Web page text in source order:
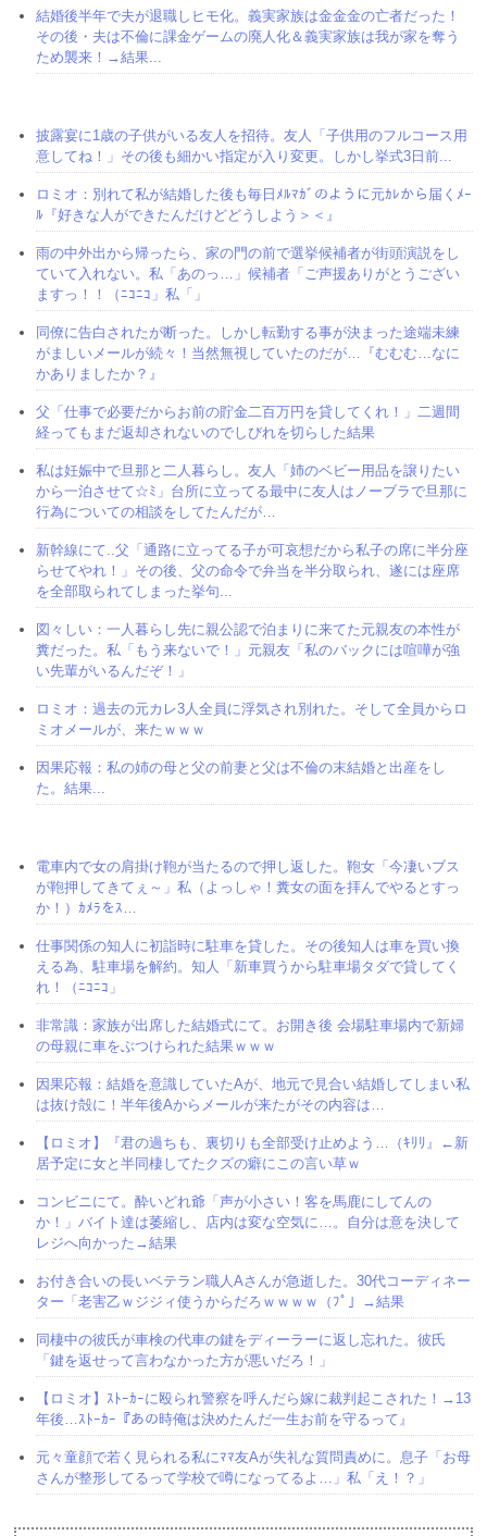
結婚後半年で夫が退職しヒモ化。義実家族は金金金の亡者だった！
その後・夫は不倫に課金ゲームの廃人化＆義実家族は我が家を奪う
ため襲来！→結果...
披露宴に1歳の子供がいる友人を招待。友人「子供用のフルコース用
意してね！」その後も細かい指定が入り変更。しかし挙式3日前...
ロミオ：別れて私が結婚した後も毎日ﾒﾙﾏｶﾞのように元ｶﾚから届くﾒｰ
ﾙ『好きな人ができたんだけどどうしよう＞＜』
雨の中外出から帰ったら、家の門の前で選挙候補者が街頭演説をし
ていて入れない。私「あのっ…」候補者「ご声援ありがとうござい
ますっ！！（ﾆｺﾆｺ」私「」
同僚に告白されたが断った。しかし転勤する事が決まった途端未練
がましいメールが続々！当然無視していたのだが…『むむむ…なに
かありましたか？』
父「仕事で必要だからお前の貯金二百万円を貸してくれ！」二週間
経ってもまだ返却されないのでしびれを切らした結果
私は妊娠中で旦那と二人暮らし。友人「姉のベビー用品を譲りたい
から一泊させて☆ﾐ」台所に立ってる最中に友人はノーブラで旦那に
行為についての相談をしてたんだが…
新幹線にて..父「通路に立ってる子が可哀想だから私子の席に半分座
らせてやれ！」その後、父の命令で弁当を半分取られ、遂には座席
を全部取られてしまった挙句...
図々しい：一人暮らし先に親公認で泊まりに来てた元親友の本性が
糞だった。私「もう来ないで！」元親友「私のバックには喧嘩が強
い先輩がいるんだぞ！」
ロミオ：過去の元カレ3人全員に浮気され別れた。そして全員からロ
ミオメールが、来たｗｗｗ
因果応報：私の姉の母と父の前妻と父は不倫の末結婚と出産をし
た。結果...
電車内で女の肩掛け鞄が当たるので押し返した。鞄女「今凄いブス
が鞄押してきてぇ～」私（よっしゃ！糞女の面を拝んでやるとすっ
か！）ｶﾒﾗをｽ…
仕事関係の知人に初詣時に駐車を貸した。その後知人は車を買い換
える為、駐車場を解約。知人「新車買うから駐車場タダで貸してく
れ！（ﾆｺﾆｺ」
非常識：家族が出席した結婚式にて。お開き後 会場駐車場内で新婦
の母親に車をぶつけられた結果ｗｗｗ
因果応報：結婚を意識していたAが、地元で見合い結婚してしまい私
は抜け殻に！半年後Aからメールが来たがその内容は…
【ロミオ】『君の過ちも、裏切りも全部受け止めよう…（ｷﾘﾘ』←新
居予定に女と半同棲してたクズの癖にこの言い草ｗ
コンビニにて。酔いどれ爺「声が小さい！客を馬鹿にしてんの
か！」バイト達は萎縮し、店内は変な空気に…。自分は意を決して
レジへ向かった→結果
お付き合いの長いベテラン職人Aさんが急逝した。30代コーディネー
ター「老害乙ｗジジィ使うからだろｗｗｗｗ（ﾌﾟ」→結果
同棲中の彼氏が車検の代車の鍵をディーラーに返し忘れた。彼氏
「鍵を返せって言わなかった方が悪いだろ！」
【ロミオ】ｽﾄｰｶｰに殴られ警察を呼んだら嫁に裁判起こされた！→13
年後…ｽﾄｰｶｰ『あの時俺は決めたんだ一生お前を守るって』
元々童顔で若く見られる私にﾏﾏ友Aが失礼な質問責めに。息子「お母
さんが整形してるって学校で噂になってるよ…」私「え！？」